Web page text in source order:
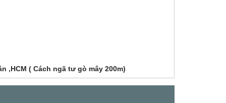
,HCM ( Cách ngã tư gò mây 200m)